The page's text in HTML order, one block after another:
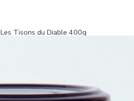
Les Tisons du Diable 400g